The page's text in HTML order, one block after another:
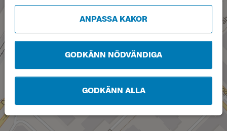
ANPASSA KAKOR
GODKÄNN NÖDVÄNDIGA
GODKÄNN ALLA
Läge